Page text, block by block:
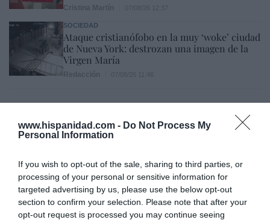
www.hispanidad.com - Do Not Process My
Personal Information
If you wish to opt-out of the sale, sharing to third parties, or
processing of your personal or sensitive information for
targeted advertising by us, please use the below opt-out
section to confirm your selection. Please note that after your
opt-out request is processed you may continue seeing
SOCIEDAD
Ataque cristianófobo en la muy ‘woke’ ciudad
de Nueva York: destrozan una imagen de la
Virgen María
Marcelo Gullo: “El trabajo de desmitificar la
historia, de poner la verdadera, de
cristiano"
por Hispanidad
Artículos anteriores